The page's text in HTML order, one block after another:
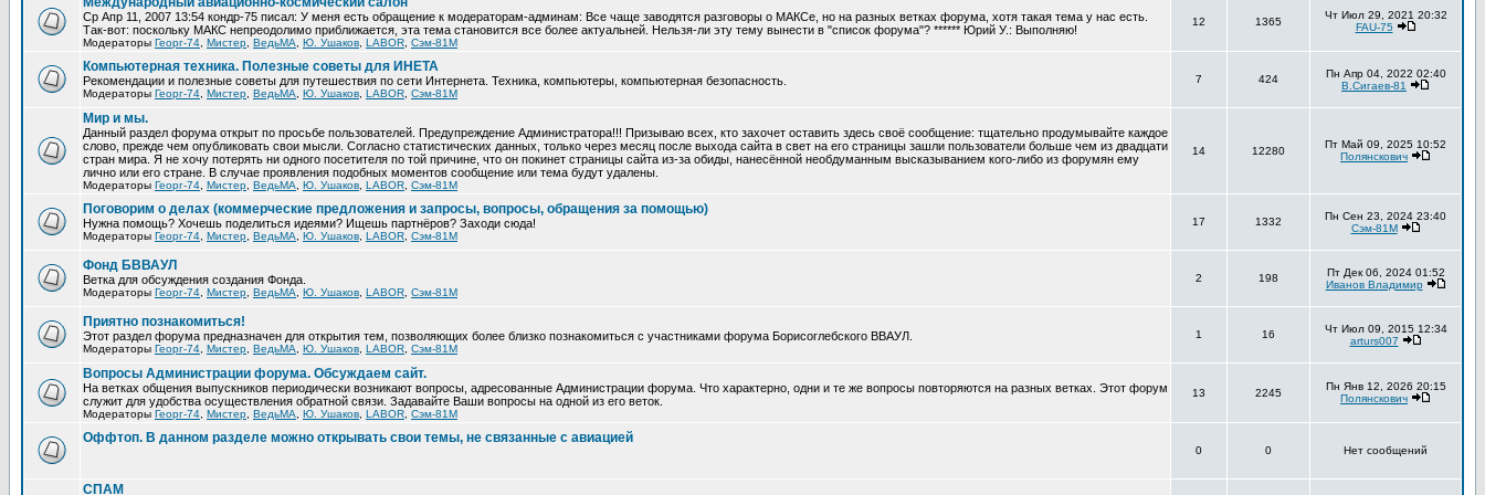
Ср Апр 11, 2007 13:54 кондр-75 писал: У меня есть обращение к модераторам-админам: Все чаще заводятся разговоры о МАКСе, но на разных ветках форума, хотя такая тема у нас есть.
Так-вот: поскольку МАКС непреодолимо приближается, эта тема становится все более актуальней. Нельзя-ли эту тему вынести в "список форума"? ****** Юрий У.: Выполняю!
Модераторы Георг-74 Мистер ВедьМА Ю. Ушаков LABOR Сэм-81М
12 1365
Чт Июл 29, 2021 20:32
FAU-75
Компьютерная техника. Полезные советы для ИНЕТА
Рекомендации и полезные советы для путешествия по сети Интернета. Техника, компьютеры, компьютерная безопасность.
Модераторы Георг-74 Мистер ВедьМА Ю. Ушаков LABOR Сэм-81М
7 424
Пн Апр 04, 2022 02:40
В.Сигаев-81
Мир и мы.
Данный раздел форума открыт по просьбе пользователей. Предупреждение Администратора!!! Призываю всех, кто захочет оставить здесь своё сообщение: тщательно продумывайте каждое
слово, прежде чем опубликовать свои мысли. Согласно статистических данных, только через месяц после выхода сайта в свет на его страницы зашли пользователи больше чем из двадцати
стран мира. Я не хочу потерять ни одного посетителя по той причине, что он покинет страницы сайта из-за обиды, нанесённой необдуманным высказыванием кого-либо из форумян ему
лично или его стране. В случае проявления подобных моментов сообщение или тема будут удалены.
Модераторы Георг-74 Мистер ВедьМА Ю. Ушаков LABOR Сэм-81М
14 12280
Пт Май 09, 2025 10:52
Полянскович
Поговорим о делах (коммерческие предложения и запросы, вопросы, обращения за помощью)
Нужна помощь? Хочешь поделиться идеями? Ищешь партнёров? Заходи сюда!
Модераторы Георг-74 Мистер ВедьМА Ю. Ушаков LABOR Сэм-81М
17 1332
Пн Сен 23, 2024 23:40
Сэм-81М
Фонд БВВАУЛ
Ветка для обсуждения создания Фонда.
Модераторы Георг-74 Мистер ВедьМА Ю. Ушаков LABOR Сэм-81М
2 198
Пт Дек 06, 2024 01:52
Иванов Владимир
Приятно познакомиться!
Этот раздел форума предназначен для открытия тем, позволяющих более близко познакомиться с участниками форума Борисоглебского ВВАУЛ.
Модераторы Георг-74 Мистер ВедьМА Ю. Ушаков LABOR Сэм-81М
1 16
Чт Июл 09, 2015 12:34
arturs007
Вопросы Администрации форума. Обсуждаем сайт.
На ветках общения выпускников периодически возникают вопросы, адресованные Администрации форума. Что характерно, одни и те же вопросы повторяются на разных ветках. Этот форум
служит для удобства осуществления обратной связи. Задавайте Ваши вопросы на одной из его веток.
Модераторы Георг-74 Мистер ВедьМА Ю. Ушаков LABOR Сэм-81М
13 2245
Пн Янв 12, 2026 20:15
Полянскович
Оффтоп. В данном разделе можно открывать свои темы, не связанные с авиацией
0 0 Нет сообщений
СПАМ